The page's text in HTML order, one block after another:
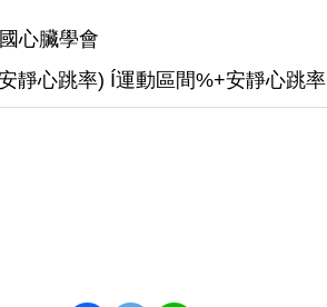
心臟學會
靜心跳率) Í運動區間%+安靜心跳率